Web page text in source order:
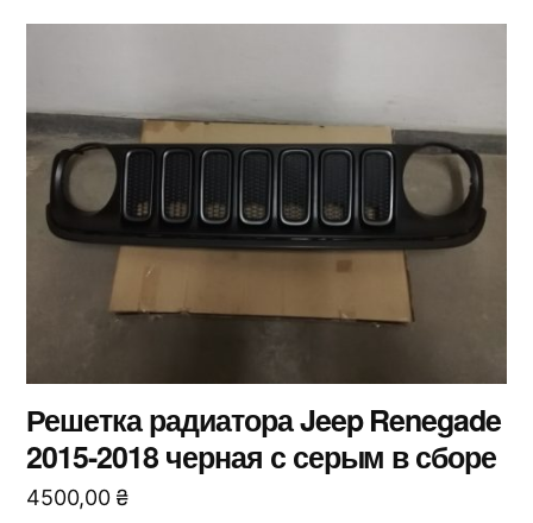
Решетка радиатора Jeep Renegade
2015-2018 черная с серым в сборе
4500,00 ₴